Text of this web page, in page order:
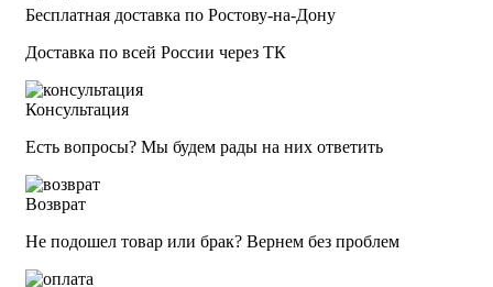
Бесплатная доставка по Ростову-на-Дону
Доставка по всей России через ТК
Консультация
Есть вопросы? Мы будем рады на них ответить
Возврат
Не подошел товар или брак? Вернем без проблем